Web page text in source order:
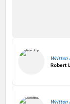
Written
Robert
Written